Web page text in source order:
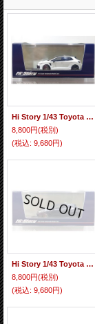
Hi Story 1/43 Toyota GR COROLLA RZ (2025) Super White II
8,800円(税別)
(税込: 9,680円)
Hi Story 1/43 Toyota GR COROLLA RZ (2025) Precious Black Pearl
8,800円(税別)
(税込: 9,680円)